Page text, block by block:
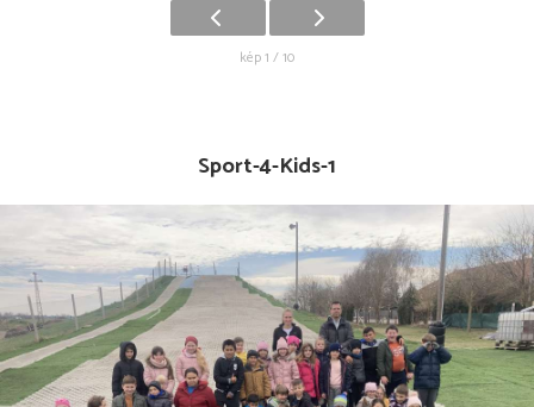
kép 1 / 10
Sport-4-Kids-1